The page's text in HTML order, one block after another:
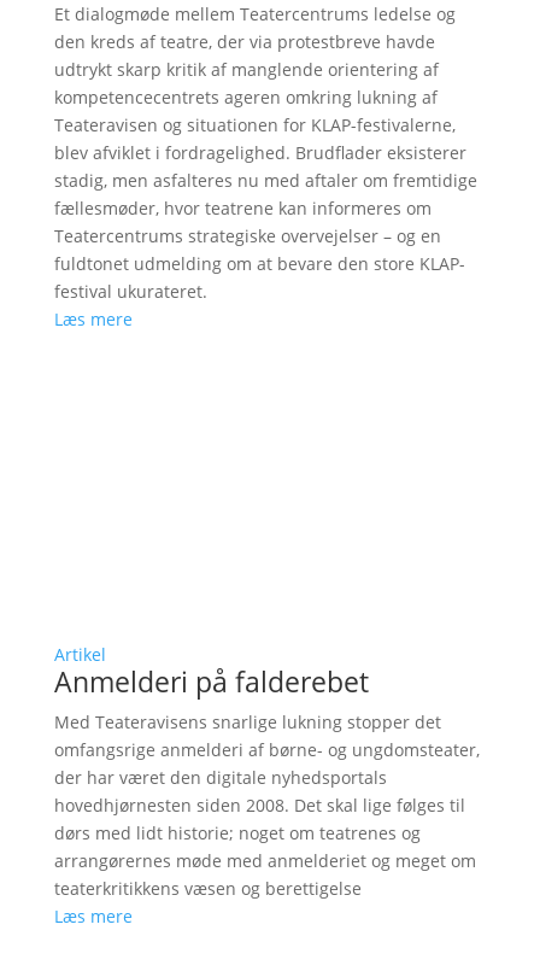
Et dialogmøde mellem Teatercentrums ledelse og
den kreds af teatre, der via protestbreve havde
udtrykt skarp kritik af manglende orientering af
kompetencecentrets ageren omkring lukning af
Teateravisen og situationen for KLAP-festivalerne,
blev afviklet i fordragelighed. Brudflader eksisterer
stadig, men asfalteres nu med aftaler om fremtidige
fællesmøder, hvor teatrene kan informeres om
Teatercentrums strategiske overvejelser – og en
fuldtonet udmelding om at bevare den store KLAP-
festival ukurateret.
Læs mere
Artikel
Anmelderi på falderebet
Med Teateravisens snarlige lukning stopper det
omfangsrige anmelderi af børne- og ungdomsteater,
der har været den digitale nyhedsportals
hovedhjørnesten siden 2008. Det skal lige følges til
dørs med lidt historie; noget om teatrenes og
arrangørernes møde med anmelderiet og meget om
teaterkritikkens væsen og berettigelse
Læs mere